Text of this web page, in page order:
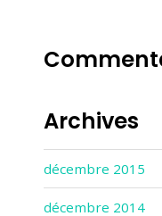
Archives
décembre 2015
décembre 2014